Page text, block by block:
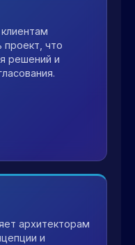
проект, что
решений и
архитекторам
и